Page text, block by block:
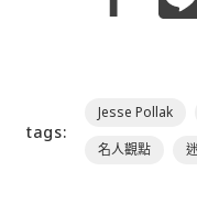
tags:
Jesse Pollak
名人觀點